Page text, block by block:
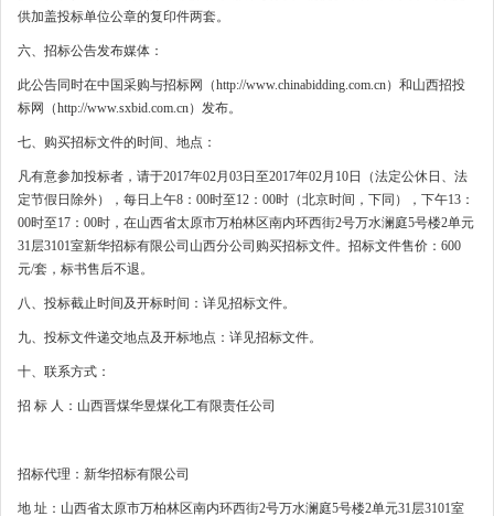
供加盖投标单位公章的复印件两套。
六、招标公告发布媒体：
此公告同时在中国采购与招标网（http://www.chinabidding.com.cn）和山西招投
标网（http://www.sxbid.com.cn）发布。
七、购买招标文件的时间、地点：
凡有意参加投标者，请于2017年02月03日至2017年02月10日（法定公休日、法
定节假日除外），每日上午8：00时至12：00时（北京时间，下同），下午13：
00时至17：00时，在山西省太原市万柏林区南内环西街2号万水澜庭5号楼2单元
31层3101室新华招标有限公司山西分公司购买招标文件。招标文件售价：600
元/套，标书售后不退。
八、投标截止时间及开标时间：详见招标文件。
九、投标文件递交地点及开标地点：详见招标文件。
十、联系方式：
招 标 人：山西晋煤华昱煤化工有限责任公司
招标代理：新华招标有限公司
地 址：山西省太原市万柏林区南内环西街2号万水澜庭5号楼2单元31层3101室